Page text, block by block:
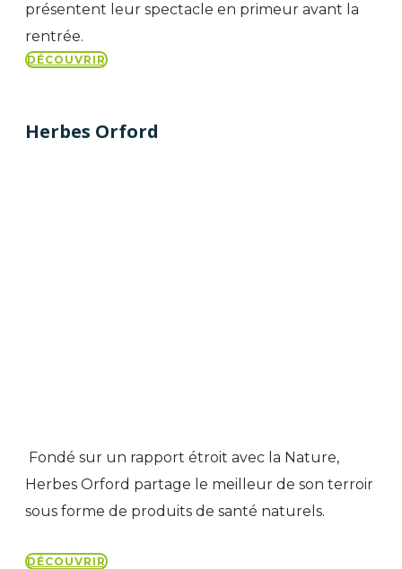
présentent leur spectacle en primeur avant la
rentrée.
DÉCOUVRIR
Herbes Orford
Fondé sur un rapport étroit avec la Nature,
Herbes Orford partage le meilleur de son terroir
sous forme de produits de santé naturels.
DÉCOUVRIR